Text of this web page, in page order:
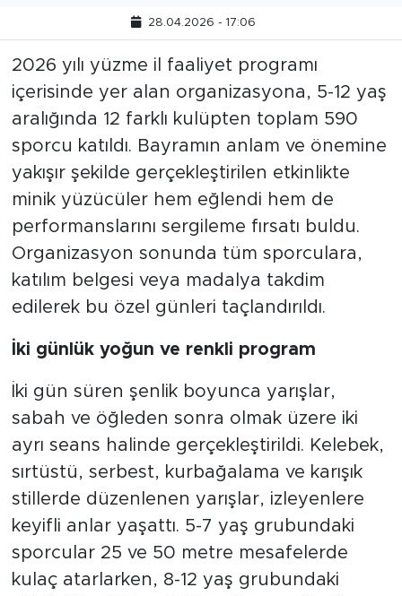
28.04.2026 - 17:06
2026 yılı yüzme il faaliyet programı
içerisinde yer alan organizasyona, 5-12 yaş
aralığında 12 farklı kulüpten toplam 590
sporcu katıldı. Bayramın anlam ve önemine
yakışır şekilde gerçekleştirilen etkinlikte
minik yüzücüler hem eğlendi hem de
performanslarını sergileme fırsatı buldu.
Organizasyon sonunda tüm sporculara,
katılım belgesi veya madalya takdim
edilerek bu özel günleri taçlandırıldı.
İki günlük yoğun ve renkli program
İki gün süren şenlik boyunca yarışlar,
sabah ve öğleden sonra olmak üzere iki
ayrı seans halinde gerçekleştirildi. Kelebek,
sırtüstü, serbest, kurbağalama ve karışık
stillerde düzenlenen yarışlar, izleyenlere
keyifli anlar yaşattı. 5-7 yaş grubundaki
sporcular 25 ve 50 metre mesafelerde
kulaç atarlarken, 8-12 yaş grubundaki